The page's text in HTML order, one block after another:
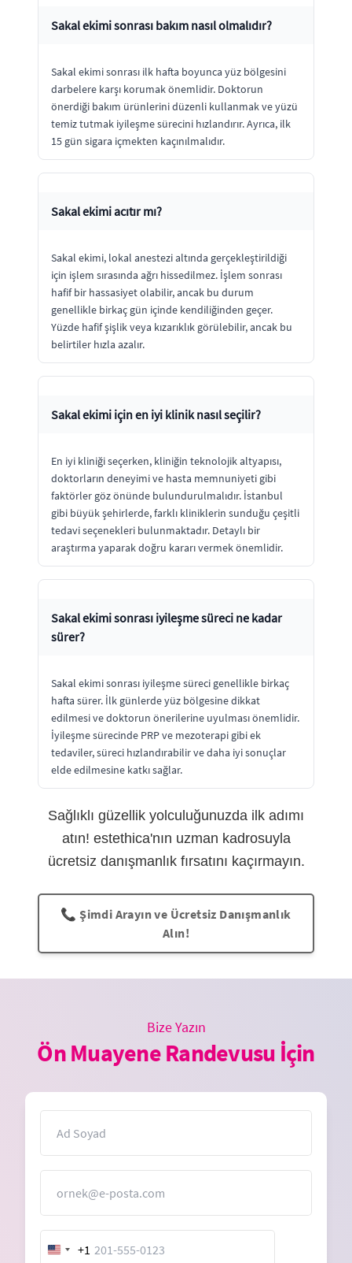
Sakal ekimi sonrası bakım nasıl olmalıdır?
Sakal ekimi sonrası ilk hafta boyunca yüz bölgesini
darbelere karşı korumak önemlidir. Doktorun
önerdiği bakım ürünlerini düzenli kullanmak ve yüzü
temiz tutmak iyileşme sürecini hızlandırır. Ayrıca, ilk
15 gün sigara içmekten kaçınılmalıdır.
Sakal ekimi acıtır mı?
Sakal ekimi, lokal anestezi altında gerçekleştirildiği
için işlem sırasında ağrı hissedilmez. İşlem sonrası
hafif bir hassasiyet olabilir, ancak bu durum
genellikle birkaç gün içinde kendiliğinden geçer.
Yüzde hafif şişlik veya kızarıklık görülebilir, ancak bu
belirtiler hızla azalır.
Sakal ekimi için en iyi klinik nasıl seçilir?
En iyi kliniği seçerken, kliniğin teknolojik altyapısı,
doktorların deneyimi ve hasta memnuniyeti gibi
faktörler göz önünde bulundurulmalıdır. İstanbul
gibi büyük şehirlerde, farklı kliniklerin sunduğu çeşitli
tedavi seçenekleri bulunmaktadır. Detaylı bir
araştırma yaparak doğru kararı vermek önemlidir.
Sakal ekimi sonrası iyileşme süreci ne kadar
sürer?
Sakal ekimi sonrası iyileşme süreci genellikle birkaç
hafta sürer. İlk günlerde yüz bölgesine dikkat
edilmesi ve doktorun önerilerine uyulması önemlidir.
İyileşme sürecinde PRP ve mezoterapi gibi ek
tedaviler, süreci hızlandırabilir ve daha iyi sonuçlar
elde edilmesine katkı sağlar.
Sağlıklı güzellik yolculuğunuzda ilk adımı
atın! estethica'nın uzman kadrosuyla
ücretsiz danışmanlık fırsatını kaçırmayın.
📞 Şimdi Arayın ve Ücretsiz Danışmanlık
Alın!
Bize Yazın
Ön Muayene Randevusu İçin
United
+1